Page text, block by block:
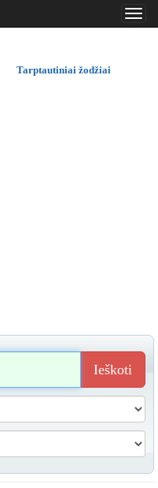
..
..
Tarptautiniai žodžiai
Ieškoti